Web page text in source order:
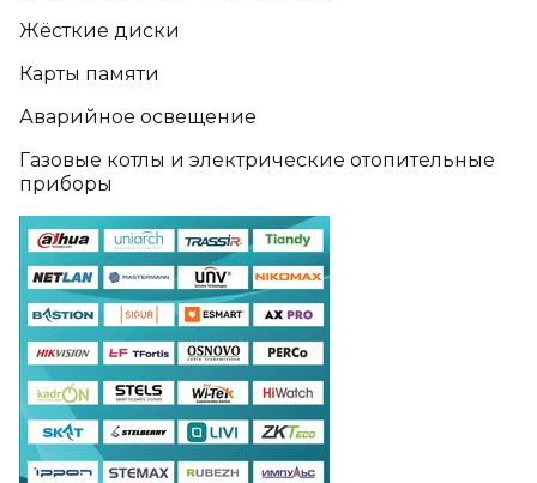
Жёсткие диски
Карты памяти
Аварийное освещение
Газовые котлы и электрические отопительные
приборы